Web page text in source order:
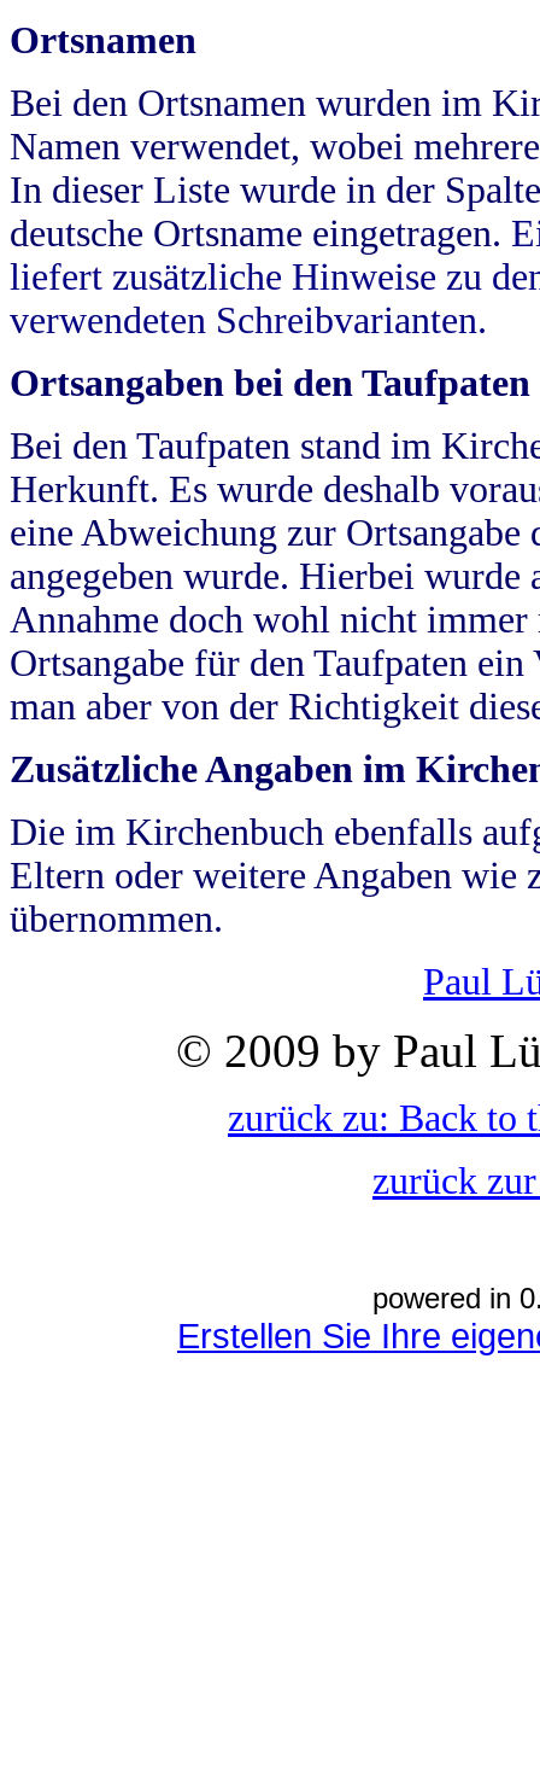
Ortsnamen
Bei den Ortsnamen wurden im
Namen verwendet, wobei
In dieser Liste wurde in der
deutsche Ortsname eingetragen.
liefert zusätzliche Hinweise zu
verwendeten Schreibvarianten.
Ortsangaben bei den Taufpaten
Bei den Taufpaten stand im
Herkunft. Es wurde deshalb
eine Abweichung zur
angegeben wurde. Hierbei wurde
Annahme doch wohl nicht
Ortsangabe für den Taufpaten
man aber von der Richtigkeit
Zusätzliche Angaben im
Die im Kirchenbuch ebenfalls
Eltern oder weitere Angaben wie
übernommen.
Paul
© 2009 by Paul
zurück zu: Back to
zurück
powered in
Erstellen Sie Ihre